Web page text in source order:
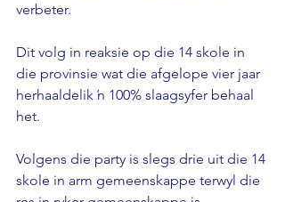
verbeter.
Dit volg in reaksie op die 14 skole in
die provinsie wat die afgelope vier jaar
herhaaldelik ŉ 100% slaagsyfer behaal
het.
Volgens die party is slegs drie uit die 14
skole in arm gemeenskappe terwyl die